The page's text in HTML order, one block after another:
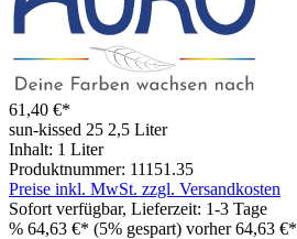
61,40 €*
sun-kissed 25 2,5 Liter
Inhalt: 1 Liter
Produktnummer: 11151.35
Preise inkl. MwSt. zzgl. Versandkosten
Sofort verfügbar, Lieferzeit: 1-3 Tage
% 64,63 €* (5% gespart) vorher 64,63 €*